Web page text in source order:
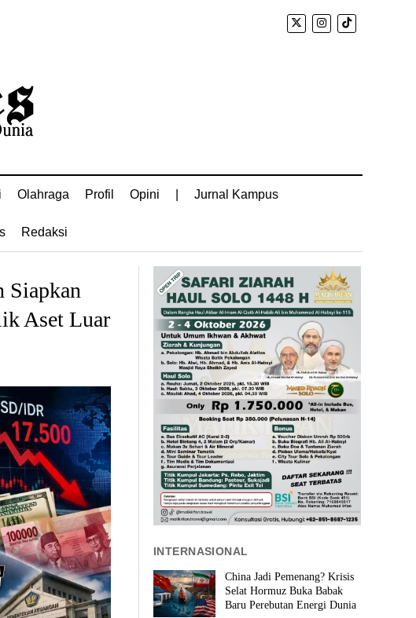
Olahraga Profil Opini Jurnal Kampus
Redaksi
Siapkan
Aset Luar
INTERNASIONAL
China Jadi Pemenang? Krisis
Selat Hormuz Buka Babak
Baru Perebutan Energi Dunia